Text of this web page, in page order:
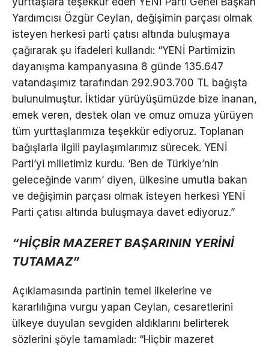
Yardımcısı Özgür Ceylan, değişimin parçası olmak
isteyen herkesi parti çatısı altında buluşmaya
çağırarak şu ifadeleri kullandı: “YENİ Partimizin
dayanışma kampanyasına 8 günde 135.647
vatandaşımız tarafından 292.903.700 TL bağışta
bulunulmuştur. İktidar yürüyüşümüzde bize inanan,
emek veren, destek olan ve omuz omuza yürüyen
tüm yurttaşlarımıza teşekkür ediyoruz. Toplanan
bağışlarla ilgili paylaşımlarımız sürecek. YENİ
Parti’yi milletimiz kurdu. ‘Ben de Türkiye’nin
geleceğinde varım’ diyen, ülkesine umutla bakan
ve değişimin parçası olmak isteyen herkesi YENİ
Parti çatısı altında buluşmaya davet ediyoruz.”
“HİÇBİR MAZERET BAŞARININ YERİNİ
TUTAMAZ”
Açıklamasında partinin temel ilkelerine ve
kararlılığına vurgu yapan Ceylan, cesaretlerini
ülkeye duyulan sevgiden aldıklarını belirterek
sözlerini şöyle tamamladı: “Hiçbir mazeret